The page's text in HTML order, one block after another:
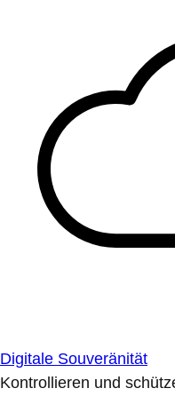
Digitale Souveränität
Kontrollieren und